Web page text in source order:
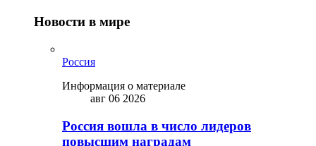
Новости в мире
Россия
Информация о материале
авг 06 2026
Россия вошла в число лидеров
повысшим наградам